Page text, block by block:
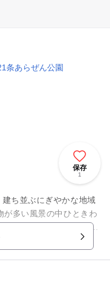
保存
1
ち並ぶにぎやかな地域
が多い風景の中ひときわ
ブ